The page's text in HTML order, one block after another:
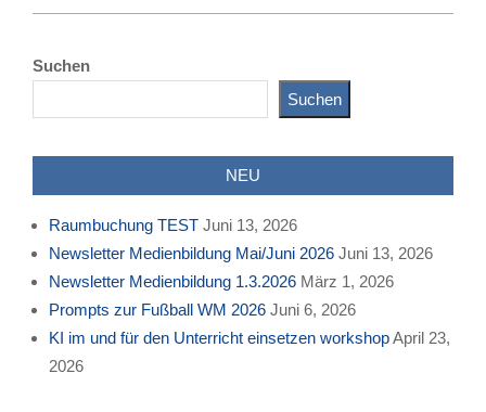
24
Suchen
Suchen
NEU
Raumbuchung TEST Juni 13, 2026
Newsletter Medienbildung Mai/Juni 2026 Juni 13, 2026
Newsletter Medienbildung 1.3.2026 März 1, 2026
Prompts zur Fußball WM 2026 Juni 6, 2026
KI im und für den Unterricht einsetzen workshopApril 23,
2026